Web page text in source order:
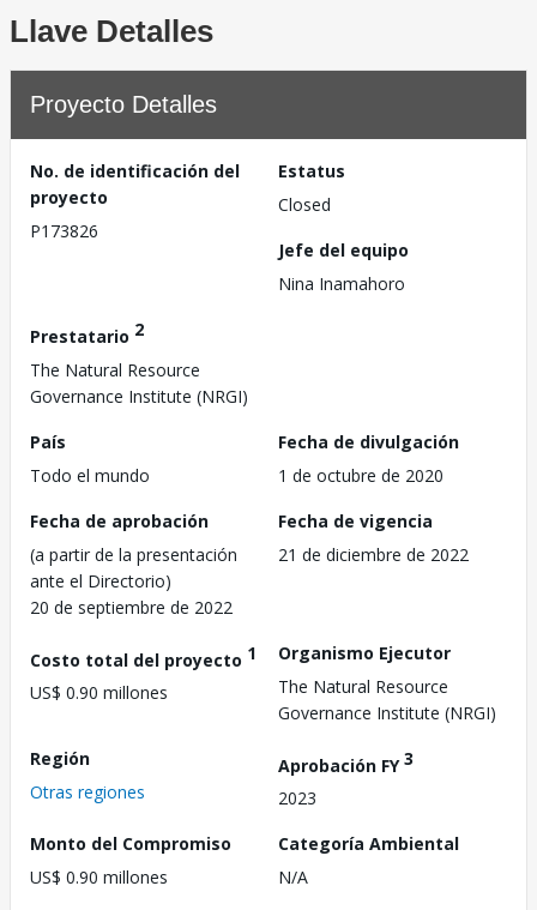
Llave Detalles
Proyecto Detalles
No. de identificación del
proyecto
P173826
Estatus
Closed
Jefe del equipo
Nina Inamahoro
Prestatario 2
The Natural Resource
Governance Institute (NRGI)
País
Todo el mundo
Fecha de divulgación
1 de octubre de 2020
Fecha de aprobación
(a partir de la presentación
ante el Directorio)
20 de septiembre de 2022
Fecha de vigencia
21 de diciembre de 2022
Costo total del proyecto 1
US$ 0.90 millones
Organismo Ejecutor
The Natural Resource
Governance Institute (NRGI)
Región
Otras regiones
Aprobación FY3
2023
Monto del Compromiso
US$ 0.90 millones
Categoría Ambiental
N/A